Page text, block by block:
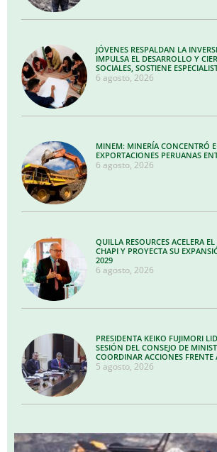
JÓVENES RESPALDAN LA
IMPULSA EL DESARROLLO Y
SOCIALES, SOSTIENE
6 agosto, 2026
MINEM: MINERÍA CONCENTRÓ
EXPORTACIONES PERUANAS
6 agosto, 2026
QUILLA RESOURCES ACELERA
CHAPI Y PROYECTA SU
2029
6 agosto, 2026
PRESIDENTA KEIKO FUJIMORI
SESIÓN DEL CONSEJO DE
COORDINAR ACCIONES
5 agosto, 2026